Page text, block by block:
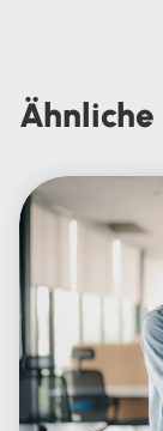
Ähnliche